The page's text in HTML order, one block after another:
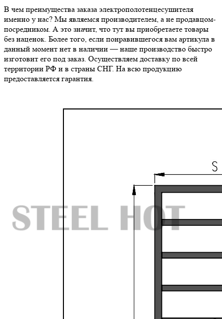
В чем преимущества заказа электрополотенцесушителя
именно у нас? Мы являемся производителем, а не продавцом-
посредником. А это значит, что тут вы приобретаете товары
без наценок. Более того, если понравившегося вам артикула в
данный момент нет в наличии — наше производство быстро
изготовит его под заказ. Осуществляем доставку по всей
территории РФ и в страны СНГ. На всю продукцию
предоставляется гарантия.